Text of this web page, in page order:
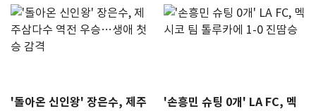
'돌아온 신인왕' 장은수, 제주
'손흥민 슈팅 0개' LA FC, 멕